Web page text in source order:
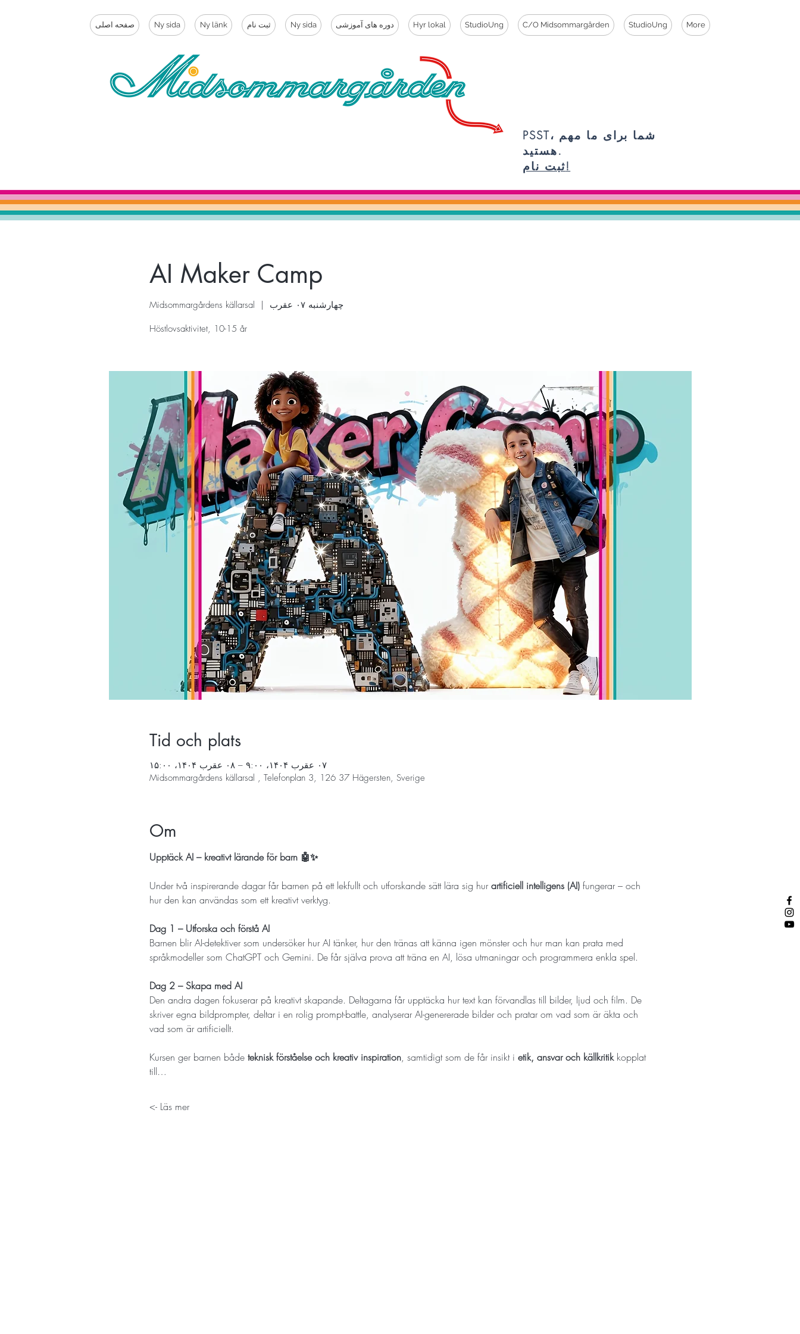
صفحه اصلی Ny sida Ny länk ثبت نام Ny sida دوره های آموزشی Hyr lokal StudioUng C/O Midsommargården StudioUng More
PSST، شما برای ما مهم
هستید.
ثبت نام!
AI Maker Camp
چهارشنبه ۰۷ عقرب
  |
Midsommargårdens källarsal
Höstlovsaktivitet, 10-15 år
Tid och plats
۰۷ عقرب ۱۴۰۴، ۹:۰۰ – ۰۸ عقرب ۱۴۰۴، ۱۵:۰۰
Midsommargårdens källarsal , Telefonplan 3, 126 37 Hägersten, Sverige
Om
Upptäck AI – kreativt lärande för barn 🤖✨
Under två inspirerande dagar får barnen på ett lekfullt och utforskande sätt lära sig hur artificiell intelligens (AI) fungerar – och
hur den kan användas som ett kreativt verktyg.
Dag 1 – Utforska och förstå AI
Barnen blir AI-detektiver som undersöker hur AI tänker, hur den tränas att känna igen mönster och hur man kan prata med
språkmodeller som ChatGPT och Gemini. De får själva prova att träna en AI, lösa utmaningar och programmera enkla spel.
Dag 2 – Skapa med AI
Den andra dagen fokuserar på kreativt skapande. Deltagarna får upptäcka hur text kan förvandlas till bilder, ljud och film. De
skriver egna bildprompter, deltar i en rolig prompt-battle, analyserar AI-genererade bilder och pratar om vad som är äkta och
vad som är artificiellt.
Kursen ger barnen både teknisk förståelse och kreativ inspiration, samtidigt som de får insikt i etik, ansvar och källkritik kopplat
till…
Läs mer ->